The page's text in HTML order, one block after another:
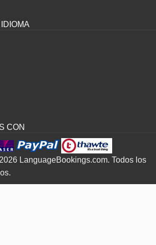
CON
LanguageBookings.com. Todos los